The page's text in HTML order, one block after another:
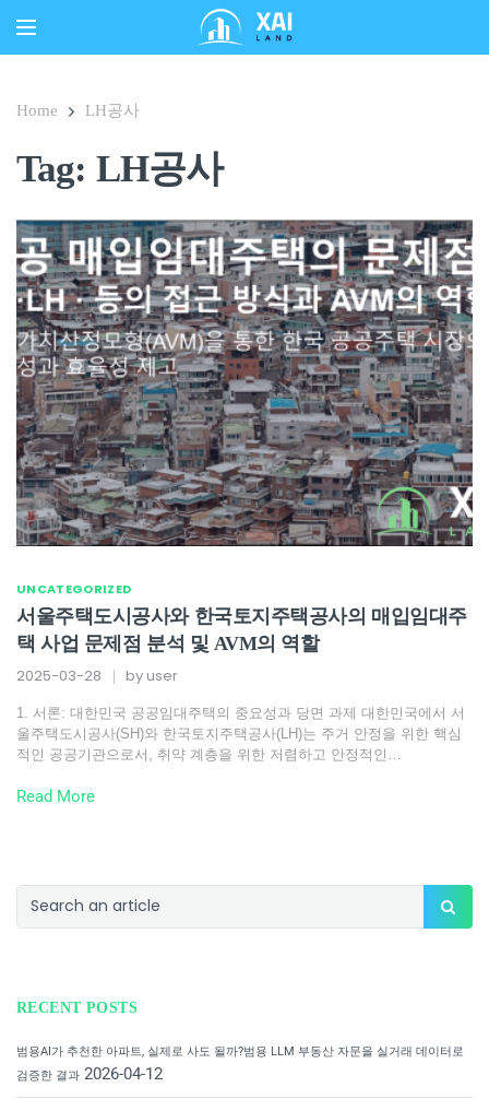
Home LH공사
Tag: LH공사
UNCATEGORIZED
서울주택도시공사와 한국토지주택공사의 매입임대주
택 사업 문제점 분석 및 AVM의 역할
2025-03-28 by user
1. 서론: 대한민국 공공임대주택의 중요성과 당면 과제 대한민국에서 서
울주택도시공사(SH)와 한국토지주택공사(LH)는 주거 안정을 위한 핵심
적인 공공기관으로서, 취약 계층을 위한 저렴하고 안정적인…
Read More
RECENT POSTS
범용AI가 추천한 아파트, 실제로 사도 될까?범용 LLM 부동산 자문을 실거래 데이터로
검증한 결과 2026-04-12